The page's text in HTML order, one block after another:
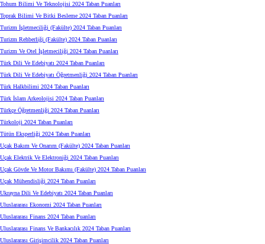
Tohum Bilimi Ve Teknolojisi 2024 Taban Puanları
Toprak Bilimi Ve Bitki Besleme 2024 Taban Puanları
Turizm İşletmeciliği (Fakülte) 2024 Taban Puanları
Turizm Rehberliği (Fakülte) 2024 Taban Puanları
Turizm Ve Otel İşletmeciliği 2024 Taban Puanları
Türk Dili Ve Edebiyatı 2024 Taban Puanları
Türk Dili Ve Edebiyatı Öğretmenliği 2024 Taban Puanları
Türk Halkbilimi 2024 Taban Puanları
Türk İslam Arkeolojisi 2024 Taban Puanları
Türkçe Öğretmenliği 2024 Taban Puanları
Türkoloji 2024 Taban Puanları
Tütün Eksperliği 2024 Taban Puanları
Uçak Bakım Ve Onarım (Fakülte) 2024 Taban Puanları
Uçak Elektrik Ve Elektroniği 2024 Taban Puanları
Uçak Gövde Ve Motor Bakımı (Fakülte) 2024 Taban Puanları
Uçak Mühendisliği 2024 Taban Puanları
Ukrayna Dili Ve Edebiyatı 2024 Taban Puanları
Uluslararası Ekonomi 2024 Taban Puanları
Uluslararası Finans 2024 Taban Puanları
Uluslararası Finans Ve Bankacılık 2024 Taban Puanları
Uluslararası Girişimcilik 2024 Taban Puanları